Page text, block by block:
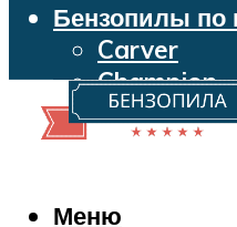
Бензопилы по
Carver
Champion
Echo
Husqvarna
Makita
Меню